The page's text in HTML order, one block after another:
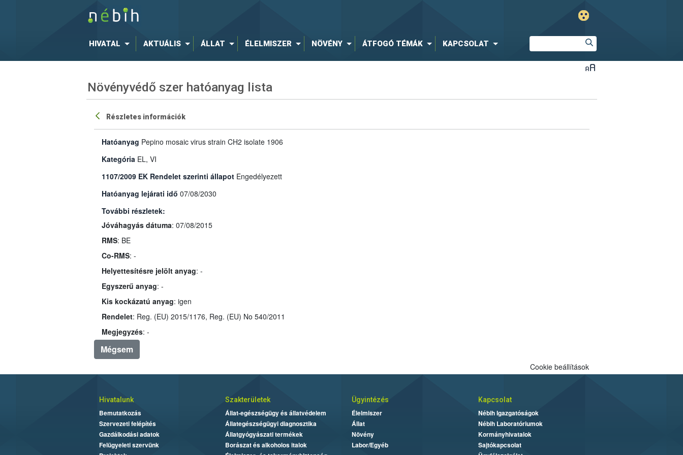
HIVATAL AKTUÁLIS ÁLLAT ÉLELMISZER NÖVÉNY ÁTFOGÓ TÉMÁK KAPCSOLAT
Növényvédő szer hatóanyag lista
Részletes információk
Hatóanyag Pepino mosaic virus strain CH2 isolate 1906
Kategória EL, VI
1107/2009 EK Rendelet szerinti állapot Engedélyezett
Hatóanyag lejárati idő 07/08/2030
További részletek:
Jóváhagyás dátuma: 07/08/2015
RMS: BE
Co-RMS: -
Helyettesítésre jelölt anyag: -
Egyszerű anyag: -
Kis kockázatú anyag: igen
Rendelet: Reg. (EU) 2015/1176, Reg. (EU) No 540/2011
Megjegyzés: -
Mégsem
Cookie beállítások
Hivatalunk
Bemutatkozás
Szervezeti felépítés
Gazdálkodási adatok
Felügyeleti szervünk
Szakterületek
Állat-egészségügy és állatvédelem
Állategészségügyi diagnosztika
Állatgyógyászati termékek
Borászat és alkoholos italok
Ügyintézés
Élelmiszer
Állat
Növény
Labor/Egyéb
Kapcsolat
Nébih Igazgatóságok
Nébih Laboratóriumok
Kormányhivatalok
Sajtókapcsolat